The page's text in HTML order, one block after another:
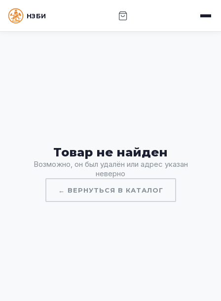
Товар не найден
Возможно, он был удалён или адрес указан
неверно
← ВЕРНУТЬСЯ В КАТАЛОГ